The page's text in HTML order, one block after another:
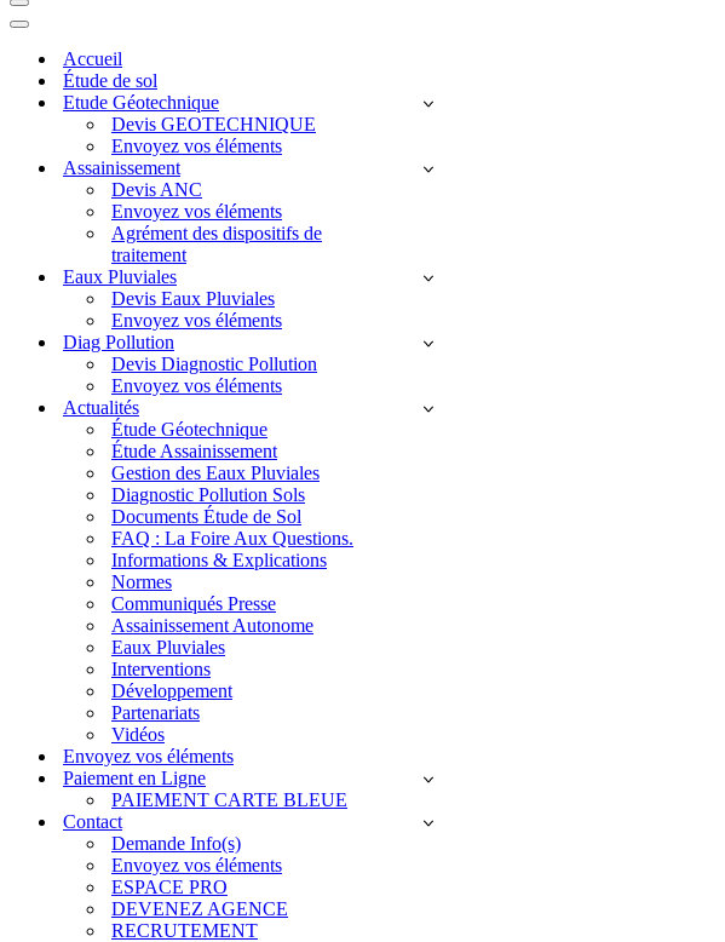
Menu
de
Menu
navigationAccueil
Étude de sol
Etude Géotechnique
Devis GEOTECHNIQUE
Envoyez vos éléments
Assainissement
Devis ANC
Envoyez vos éléments
Agrément des dispositifs de
traitement
Eaux Pluviales
Devis Eaux Pluviales
Envoyez vos éléments
Diag Pollution
Devis Diagnostic Pollution
Envoyez vos éléments
Actualités
Étude Géotechnique
Étude Assainissement
Gestion des Eaux Pluviales
Diagnostic Pollution Sols
Documents Étude de Sol
FAQ : La Foire Aux Questions.
Informations & Explications
Normes
Communiqués Presse
Assainissement Autonome
Eaux Pluviales
Interventions
Développement
Partenariats
Vidéos
Envoyez vos éléments
Paiement en Ligne
PAIEMENT CARTE BLEUE
Contact
Demande Info(s)
Envoyez vos éléments
ESPACE PRO
DEVENEZ AGENCE
RECRUTEMENT